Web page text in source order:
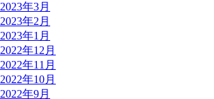
2023年3月
2023年2月
2023年1月
2022年12月
2022年11月
2022年10月
2022年9月